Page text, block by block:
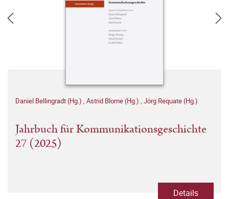
Daniel Bellingradt (Hg.) , Astrid Blome (Hg.) , Jörg Requate (Hg.)
Jahrbuch für Kommunikationsgeschichte
27 (2025)
Details